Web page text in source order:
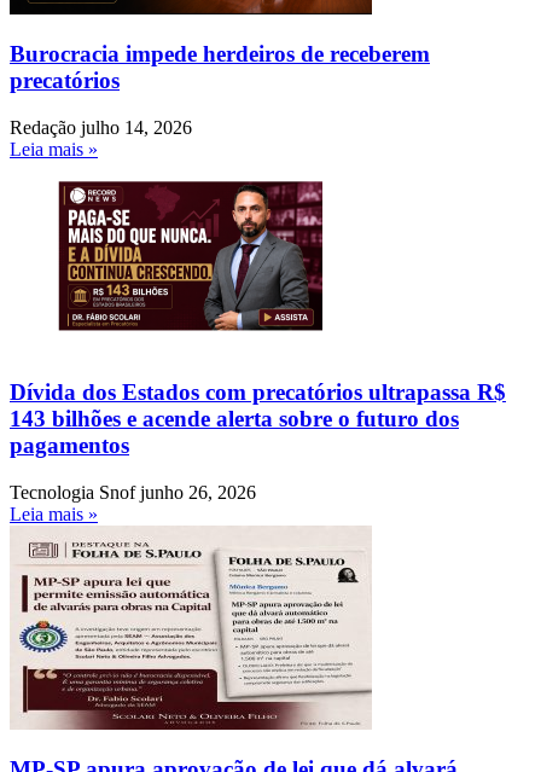
Burocracia impede herdeiros de receberem
precatórios
Redação julho 14, 2026
Leia mais »
Dívida dos Estados com precatórios ultrapassa R$
143 bilhões e acende alerta sobre o futuro dos
pagamentos
Tecnologia Snofjunho 26, 2026
Leia mais »